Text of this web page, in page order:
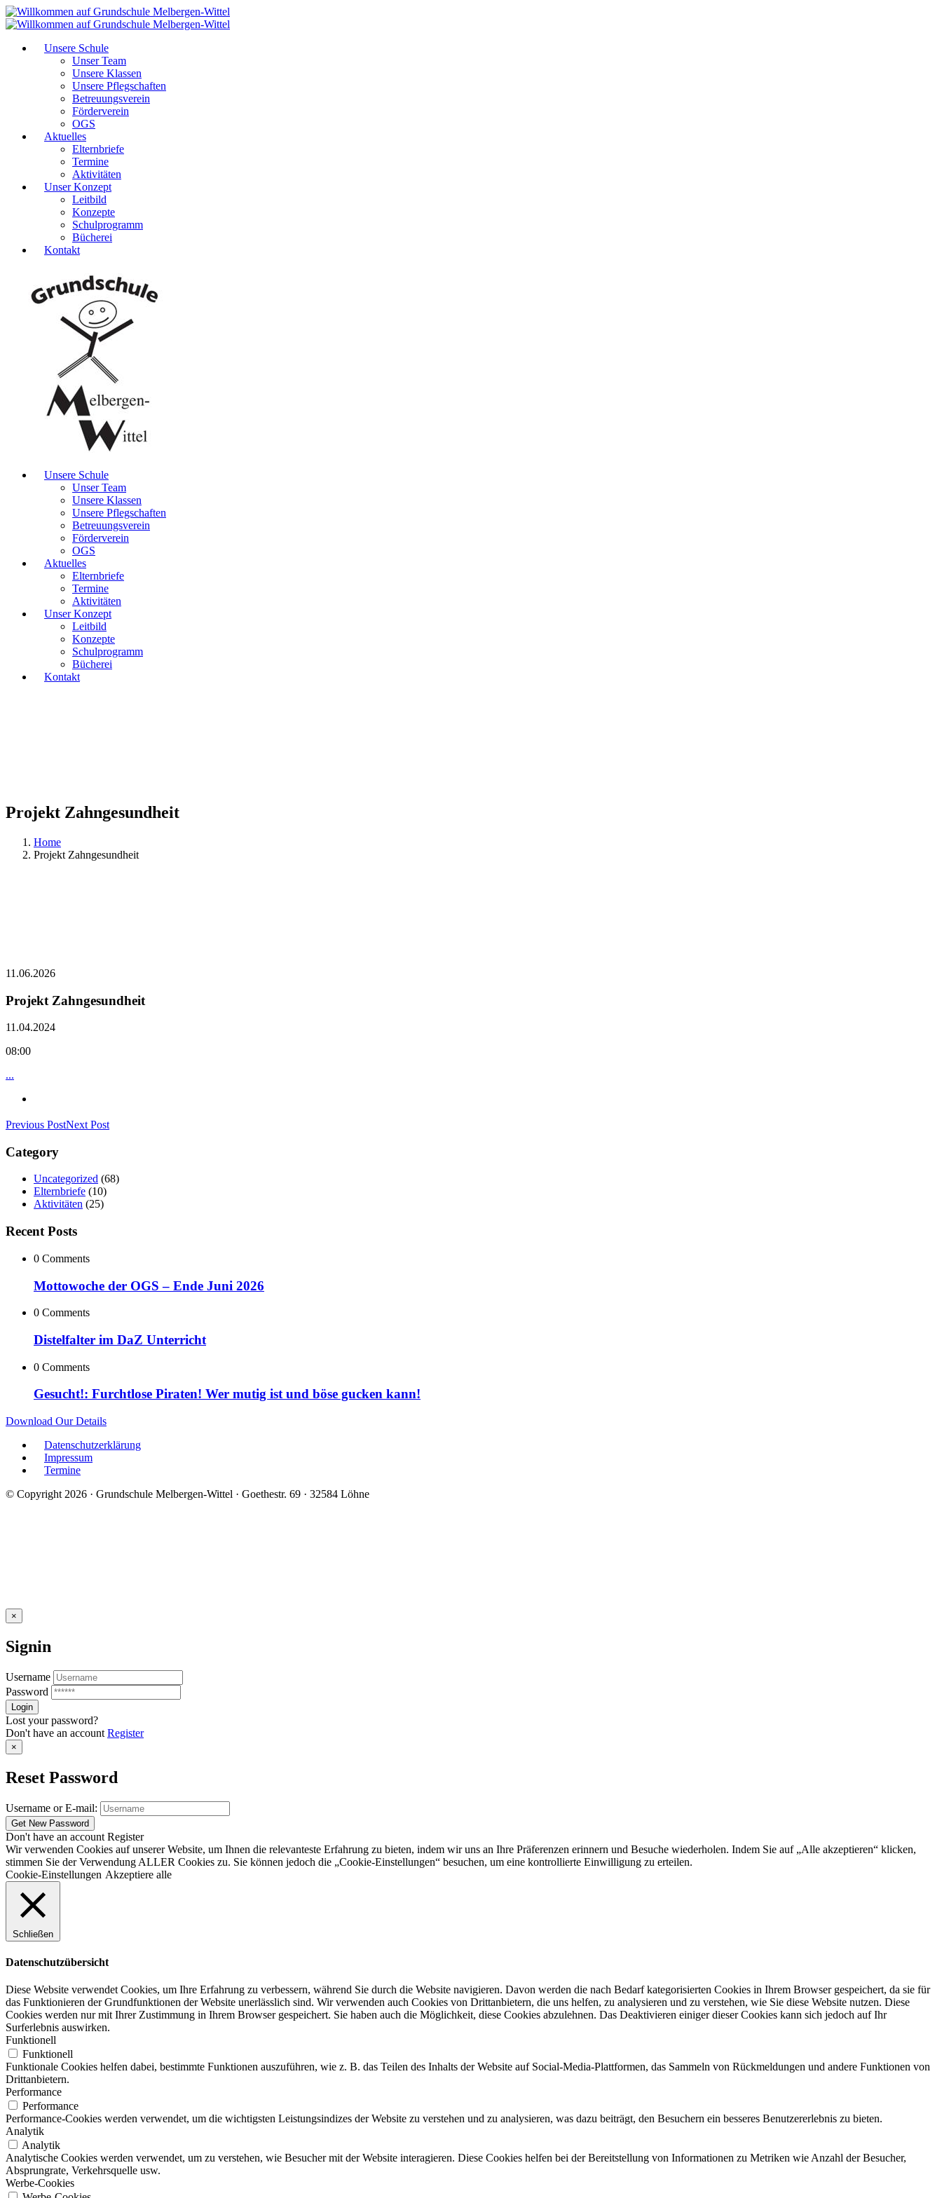
Unsere Schule
Unser Team
Unsere Klassen
Unsere Pflegschaften
Betreuungsverein
Förderverein
OGS
Aktuelles
Elternbriefe
Termine
Aktivitäten
Unser Konzept
Leitbild
Konzepte
Schulprogramm
Bücherei
Kontakt
Unsere Schule
Unser Team
Unsere Klassen
Unsere Pflegschaften
Betreuungsverein
Förderverein
OGS
Aktuelles
Elternbriefe
Termine
Aktivitäten
Unser Konzept
Leitbild
Konzepte
Schulprogramm
Bücherei
Kontakt
Projekt Zahngesundheit
Home
Projekt Zahngesundheit
11.06.2026
Projekt Zahngesundheit
11.04.2024
08:00
...
Previous PostNext Post
Category
Uncategorized (68)
Elternbriefe (10)
Aktivitäten (25)
Recent Posts
0 Comments
Mottowoche der OGS – Ende Juni 2026
0 Comments
Distelfalter im DaZ Unterricht
0 Comments
Gesucht!: Furchtlose Piraten! Wer mutig ist und böse gucken kann!
Download Our Details
Datenschutzerklärung
Impressum
Termine
© Copyright 2026 · Grundschule Melbergen-Wittel · Goethestr. 69 · 32584 Löhne
×
Signin
Username
Password
Lost your password?
Don't have an account Register
×
Reset Password
Username or E-mail:
Don't have an account Register
Wir verwenden Cookies auf unserer Website, um Ihnen die relevanteste Erfahrung zu bieten, indem wir uns an Ihre Präferenzen erinnern und Besuche wiederholen. Indem Sie auf „Alle akzeptieren“ klicken,
stimmen Sie der Verwendung ALLER Cookies zu. Sie können jedoch die „Cookie-Einstellungen“ besuchen, um eine kontrollierte Einwilligung zu erteilen.
Cookie-Einstellungen Akzeptiere alle
Schließen
Datenschutzübersicht
Diese Website verwendet Cookies, um Ihre Erfahrung zu verbessern, während Sie durch die Website navigieren. Davon werden die nach Bedarf kategorisierten Cookies in Ihrem Browser gespeichert, da sie für
das Funktionieren der Grundfunktionen der Website unerlässlich sind. Wir verwenden auch Cookies von Drittanbietern, die uns helfen, zu analysieren und zu verstehen, wie Sie diese Website nutzen. Diese
Cookies werden nur mit Ihrer Zustimmung in Ihrem Browser gespeichert. Sie haben auch die Möglichkeit, diese Cookies abzulehnen. Das Deaktivieren einiger dieser Cookies kann sich jedoch auf Ihr
Surferlebnis auswirken.
Funktionell
Funktionell
Funktionale Cookies helfen dabei, bestimmte Funktionen auszuführen, wie z. B. das Teilen des Inhalts der Website auf Social-Media-Plattformen, das Sammeln von Rückmeldungen und andere Funktionen von
Drittanbietern.
Performance
Performance
Performance-Cookies werden verwendet, um die wichtigsten Leistungsindizes der Website zu verstehen und zu analysieren, was dazu beiträgt, den Besuchern ein besseres Benutzererlebnis zu bieten.
Analytik
Analytik
Analytische Cookies werden verwendet, um zu verstehen, wie Besucher mit der Website interagieren. Diese Cookies helfen bei der Bereitstellung von Informationen zu Metriken wie Anzahl der Besucher,
Absprungrate, Verkehrsquelle usw.
Werbe-Cookies